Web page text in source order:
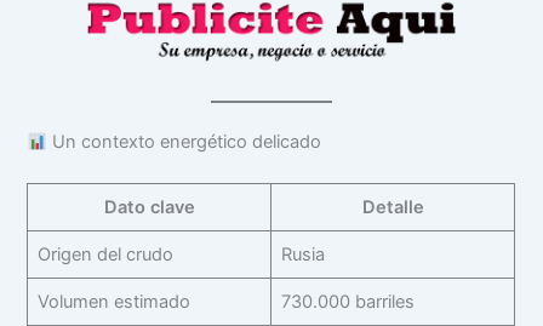
Un contexto energético delicado
Dato clave Detalle
Origen del crudo Rusia
Volumen estimado 730.000 barriles